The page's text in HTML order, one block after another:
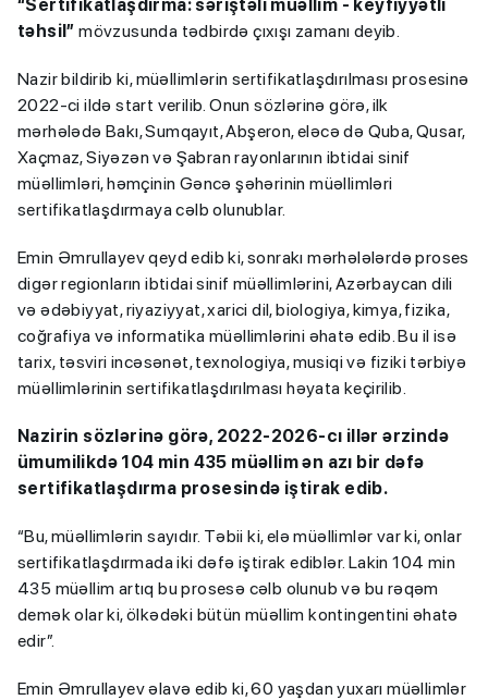
“Sertifikatlaşdırma: səriştəli müəllim - keyfiyyətli
təhsil” mövzusunda tədbirdə çıxışı zamanı deyib.
Nazir bildirib ki, müəllimlərin sertifikatlaşdırılması prosesinə
2022-ci ildə start verilib. Onun sözlərinə görə, ilk
mərhələdə Bakı, Sumqayıt, Abşeron, eləcə də Quba, Qusar,
Xaçmaz, Siyəzən və Şabran rayonlarının ibtidai sinif
müəllimləri, həmçinin Gəncə şəhərinin müəllimləri
sertifikatlaşdırmaya cəlb olunublar.
Emin Əmrullayev qeyd edib ki, sonrakı mərhələlərdə proses
digər regionların ibtidai sinif müəllimlərini, Azərbaycan dili
və ədəbiyyat, riyaziyyat, xarici dil, biologiya, kimya, fizika,
coğrafiya və informatika müəllimlərini əhatə edib. Bu il isə
tarix, təsviri incəsənət, texnologiya, musiqi və fiziki tərbiyə
müəllimlərinin sertifikatlaşdırılması həyata keçirilib.
Nazirin sözlərinə görə, 2022-2026-cı illər ərzində
ümumilikdə 104 min 435 müəllim ən azı bir dəfə
sertifikatlaşdırma prosesində iştirak edib.
“Bu, müəllimlərin sayıdır. Təbii ki, elə müəllimlər var ki, onlar
sertifikatlaşdırmada iki dəfə iştirak ediblər. Lakin 104 min
435 müəllim artıq bu prosesə cəlb olunub və bu rəqəm
demək olar ki, ölkədəki bütün müəllim kontingentini əhatə
edir”.
Emin Əmrullayev əlavə edib ki, 60 yaşdan yuxarı müəllimlər